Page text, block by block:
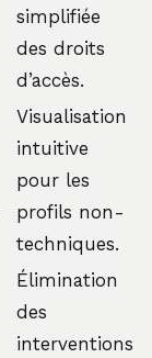
simplifiée
des droits
d’accès.
Visualisation
intuitive
pour les
profils non-
techniques.
Élimination
des
interventions